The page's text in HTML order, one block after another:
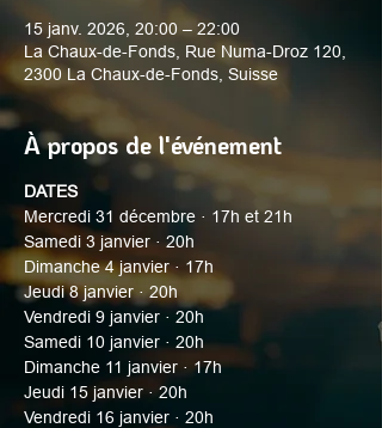
15 janv. 2026, 20:00 – 22:00
La Chaux-de-Fonds, Rue Numa-Droz 120,
2300 La Chaux-de-Fonds, Suisse
À propos de l'événement
DATES
Mercredi 31 décembre · 17h et 21h
Samedi 3 janvier · 20h
Dimanche 4 janvier · 17h
Jeudi 8 janvier · 20h
Vendredi 9 janvier · 20h
Samedi 10 janvier · 20h
Dimanche 11 janvier · 17h
Jeudi 15 janvier · 20h
Vendredi 16 janvier · 20h